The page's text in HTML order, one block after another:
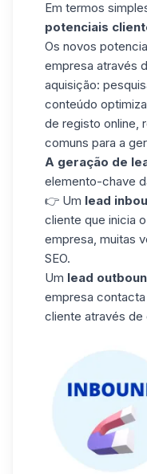
Em termos
potenciais
Os novos
empresa através
aquisição:
conteúdo
de registo online,
comuns para a
A geração de
elemento-chave
👉 Um lead
cliente que inicia
empresa, muitas
SEO.
Um lead
empresa
cliente através de